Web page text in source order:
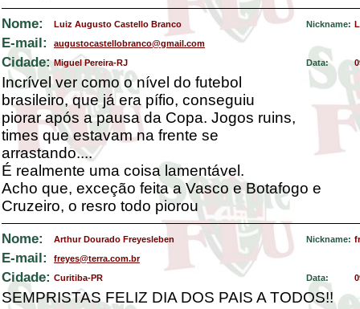
Nome: Luiz Augusto Castello Branco Nickname:
E-mail: augustocastellobranco@gmail.com
Cidade: Miguel Pereira-RJ Data:
Incrível ver como o nível do futebol
brasileiro, que já era pífio, conseguiu
piorar após a pausa da Copa. Jogos ruins,
times que estavam na frente se
arrastando....
É realmente uma coisa lamentável.
Acho que, exceção feita a Vasco e Botafogo e
Cruzeiro, o resro todo piorou
Nome: Arthur Dourado Freyesleben Nickname:
E-mail: freyes@terra.com.br
Cidade: Curitiba-PR Data:
SEMPRISTAS FELIZ DIA DOS PAIS A TODOS!!